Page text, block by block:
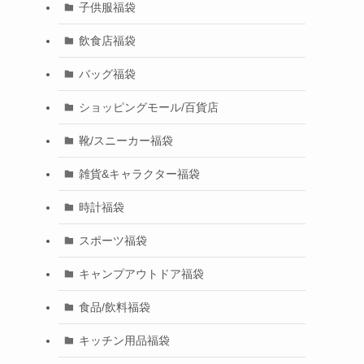
子供服福袋
飲食店福袋
バッグ福袋
ショッピングモール/百貨店
靴/スニーカー福袋
雑貨&キャラクター福袋
時計福袋
スポーツ福袋
キャンプアウトドア福袋
食品/飲料福袋
キッチン用品福袋